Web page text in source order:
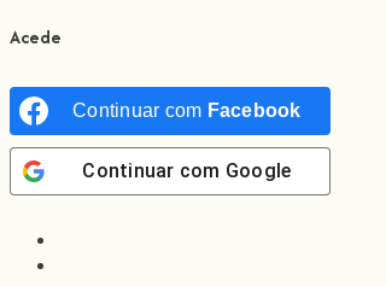
Acede
Continuar com Facebook
Continuar com Google